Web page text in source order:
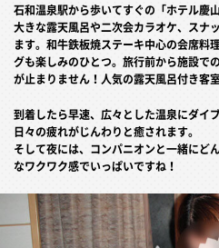
石和温泉駅から歩いてすぐの「ホテル慶
大きな露天風呂や二次会カラオケ、スナ
ます。和牛鉄板焼ステーキ中心の会席料
グも楽しみのひとつ。旅行前から施設で
が止まりません！人気の露天風呂付き客
到着したら早速、広々とした温泉にダイ
日々の疲れがじんわりと癒されます。
そして夜には、コンパニオンと一緒に
なワクワク感でいっぱいですね！